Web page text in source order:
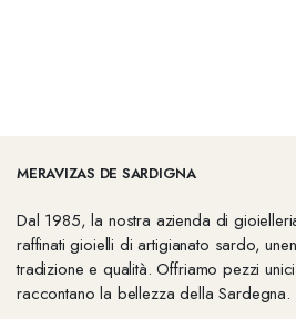
MERAVIZAS DE SARDIGNA
Dal 1985, la nostra azienda di
raffinati gioielli di artigianato sardo,
tradizione e qualità. Offriamo pezzi
raccontano la bellezza della Sardegna.